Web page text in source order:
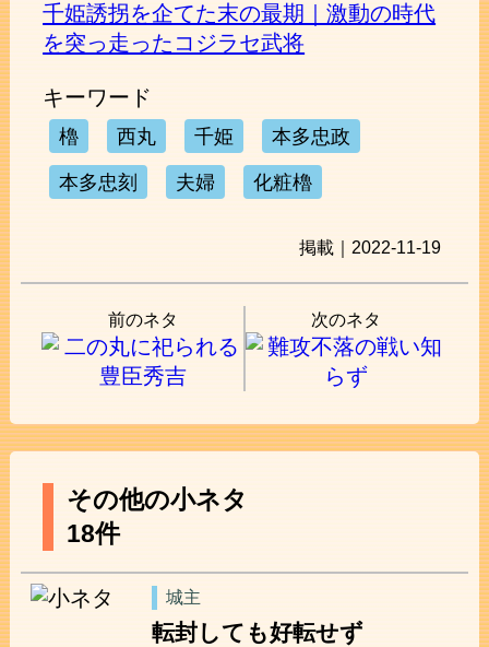
千姫誘拐を企てた末の最期｜激動の時代
を突っ走ったコジラセ武将
キーワード
櫓 西丸 千姫 本多忠政
本多忠刻 夫婦 化粧櫓
掲載｜2022-11-19
前のネタ 次のネタ
その他の小ネタ
18件
城主
転封しても好転せず